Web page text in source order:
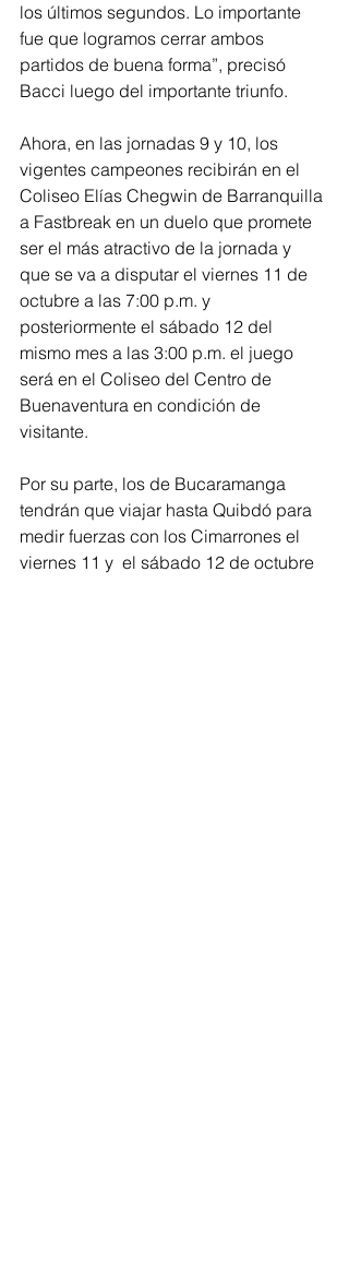
los últimos segundos. Lo importante
fue que logramos cerrar ambos
partidos de buena forma”, precisó
Bacci luego del importante triunfo.
Ahora, en las jornadas 9 y 10, los
vigentes campeones recibirán en el
Coliseo Elías Chegwin de Barranquilla
a Fastbreak en un duelo que promete
ser el más atractivo de la jornada y
que se va a disputar el viernes 11 de
octubre a las 7:00 p.m. y
posteriormente el sábado 12 del
mismo mes a las 3:00 p.m. el juego
será en el Coliseo del Centro de
Buenaventura en condición de
visitante.
Por su parte, los de Bucaramanga
tendrán que viajar hasta Quibdó para
medir fuerzas con los Cimarrones el
viernes 11 y  el sábado 12 de octubre